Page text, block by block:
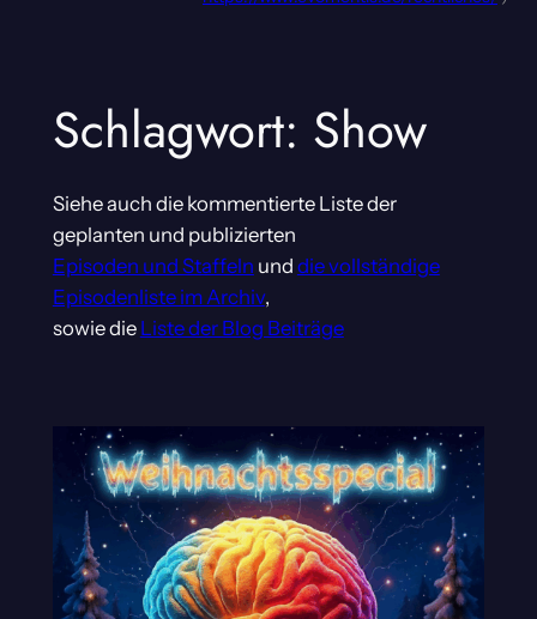
Schlagwort: Show
Siehe auch die kommentierte Liste der
geplanten und publizierten
Episoden und Staffeln und die vollständige
Episodenliste im Archiv,
sowie die Liste der Blog Beiträge